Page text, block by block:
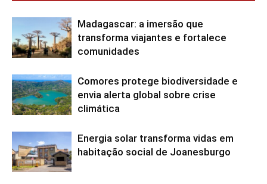
Madagascar: a imersão que
transforma viajantes e fortalece
comunidades
Comores protege biodiversidade e
envia alerta global sobre crise
climática
Energia solar transforma vidas em
habitação social de Joanesburgo